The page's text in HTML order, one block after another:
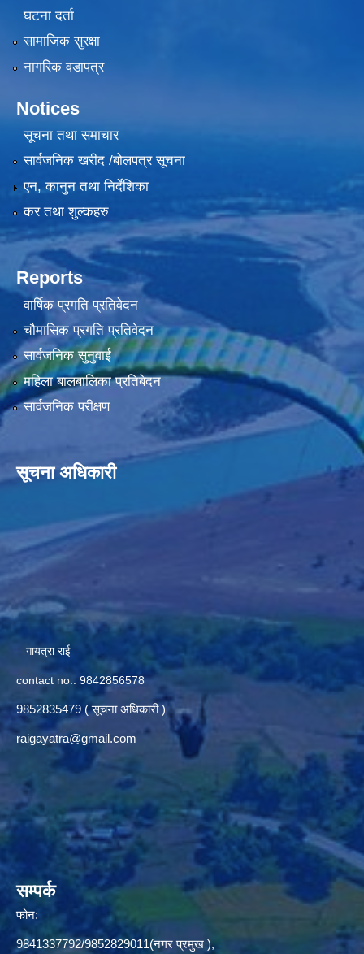
घटना दर्ता
सामाजिक सुरक्षा
नागरिक वडापत्र
Notices
सूचना तथा समाचार
सार्वजनिक खरीद /बोलपत्र सूचना
एन, कानुन तथा निर्देशिका
कर तथा शुल्कहरु
Reports
वार्षिक प्रगति प्रतिवेदन
चौमासिक प्रगति प्रतिवेदन
सार्वजनिक सुनुवाई
महिला बालबालिका प्रतिबेदन
सार्वजनिक परीक्षण
सूचना अधिकारी
गायत्रा राई
contact no.: 9842856578
9852835479 ( सूचना अधिकारी )
raigayatra@gmail.com
सम्पर्क
फोन:
9841337792/9852829011(नगर प्रमुख ),